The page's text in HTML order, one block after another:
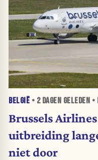
BELGIË • 2 DAGEN GELEDEN •
Brussels
uitbreiding
niet door